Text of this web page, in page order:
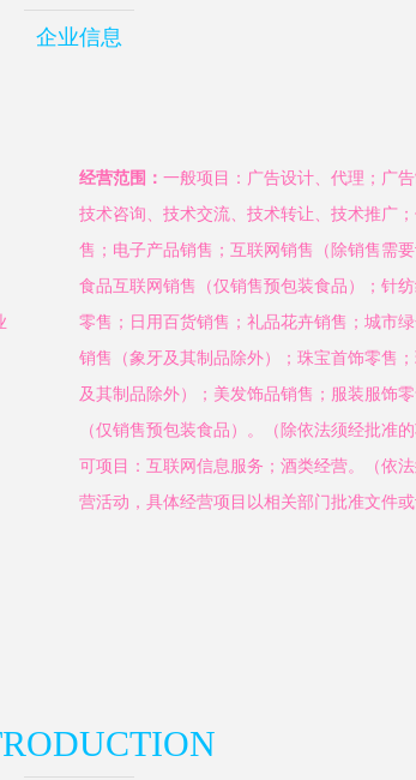
企业信息
经营范围： 一般项目：广告设计、代理；广
技术咨询、技术交流、技术转让、技术推广
售；电子产品销售；互联网销售（除销售需
食品互联网销售（仅销售预包装食品）；针
零售；日用百货销售；礼品花卉销售；城市
销售（象牙及其制品除外）；珠宝首饰零售
及其制品除外）；美发饰品销售；服装服饰
（仅销售预包装食品）。（除依法须经批准
可项目：互联网信息服务；酒类经营。（依
营活动，具体经营项目以相关部门批准文件或